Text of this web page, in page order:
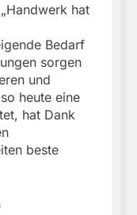
hat
Bedarf
sorgen
und
heute eine
hat Dank
beste